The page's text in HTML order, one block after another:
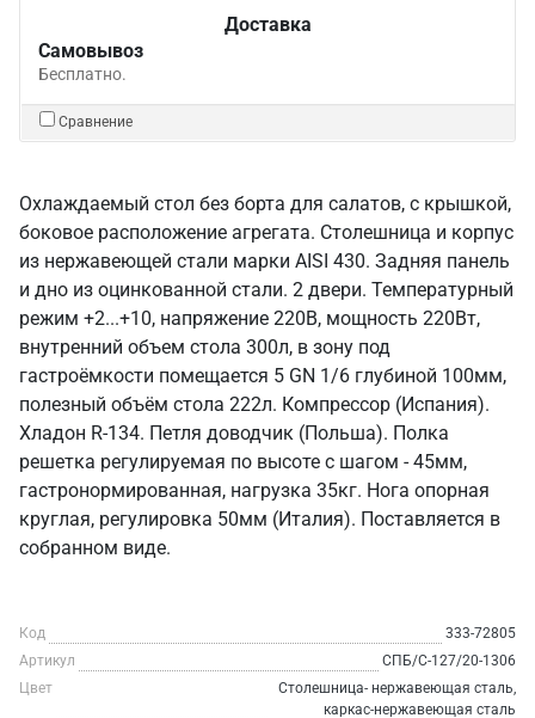
Доставка
Самовывоз
Бесплатно.
Сравнение
Охлаждаемый стол без борта для салатов, с крышкой,
боковое расположение агрегата. Столешница и корпус
из нержавеющей стали марки AISI 430. Задняя панель
и дно из оцинкованной стали. 2 двери. Температурный
режим +2...+10, напряжение 220В, мощность 220Вт,
внутренний объем стола 300л, в зону под
гастроёмкости помещается 5 GN 1/6 глубиной 100мм,
полезный объём стола 222л. Компрессор (Испания).
Хладон R-134. Петля доводчик (Польша). Полка
решетка регулируемая по высоте с шагом - 45мм,
гастронормированная, нагрузка 35кг. Нога опорная
круглая, регулировка 50мм (Италия). Поставляется в
собранном виде.
Код
333-72805
Артикул
СПБ/С-127/20-1306
Цвет
Столешница- нержавеющая сталь,
каркас-нержавеющая сталь